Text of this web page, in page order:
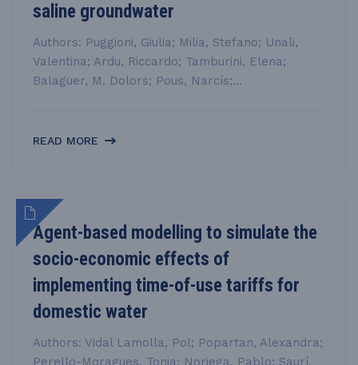
saline groundwater
Authors: Puggioni, Giulia; Milia, Stefano; Unali,
Valentina; Ardu, Riccardo; Tamburini, Elena;
Balaguer, M. Dolors; Pous, Narcís;...
READ MORE
Agent-based modelling to simulate the
socio-economic effects of
implementing time-of-use tariffs for
domestic water
Authors: Vidal Lamolla, Pol; Popartan, Alexandra;
Perello-Moragues, Tonia; Noriega, Pablo; Saurí,